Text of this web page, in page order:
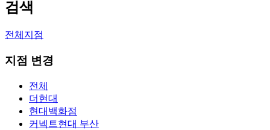
검색
전체지점
지점 변경
전체
더현대
현대백화점
커넥트현대 부산